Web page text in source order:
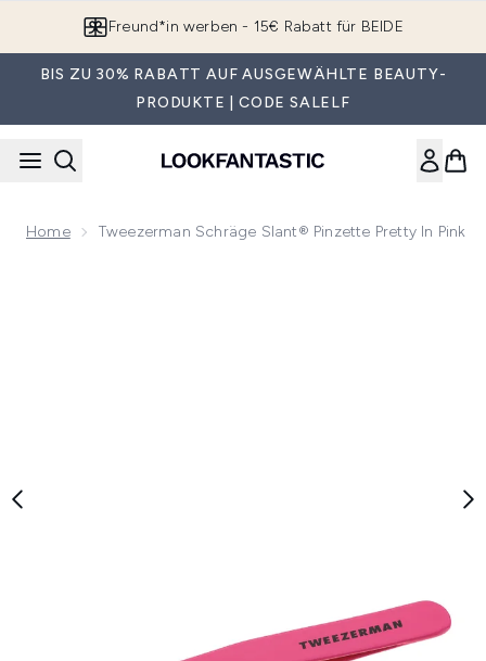
Freund*in werben - 15€ Rabatt für BEIDE
BIS ZU 30% RABATT AUF AUSGEWÄHLTE BEAUTY-
PRODUKTE | CODE SALELF
Home Tweezerman Schräge Slant® Pinzette Pretty In Pink